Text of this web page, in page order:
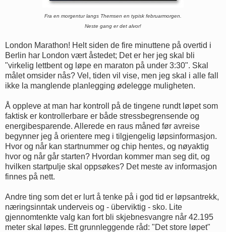
Fra en morgentur langs Themsen en typisk februarmorgen.
Neste gang er det alvor!
London Marathon! Helt siden de fire minuttene på overtid i
Berlin har London vært åstedet; Det er her jeg skal bli
"virkelig lettbent og løpe en maraton på under 3:30". Skal
målet omsider nås? Vel, tiden vil vise, men jeg skal i alle fall
ikke la manglende planlegging ødelegge muligheten.
Å oppleve at man har kontroll på de tingene rundt løpet som
faktisk er kontrollerbare er både stressbegrensende og
energibesparende. Allerede en raus måned før avreise
begynner jeg å orientere meg i tilgjengelig løpsinformasjon.
Hvor og når kan startnummer og chip hentes, og nøyaktig
hvor og når går starten? Hvordan kommer man seg dit, og
hvilken startpulje skal oppsøkes? Det meste av informasjon
finnes på nett.
Andre ting som det er lurt å tenke på i god tid er løpsantrekk,
næringsinntak underveis og - überviktig - sko. Lite
gjennomtenkte valg kan fort bli skjebnesvangre når 42.195
meter skal løpes. Ett grunnleggende råd: "Det store løpet"